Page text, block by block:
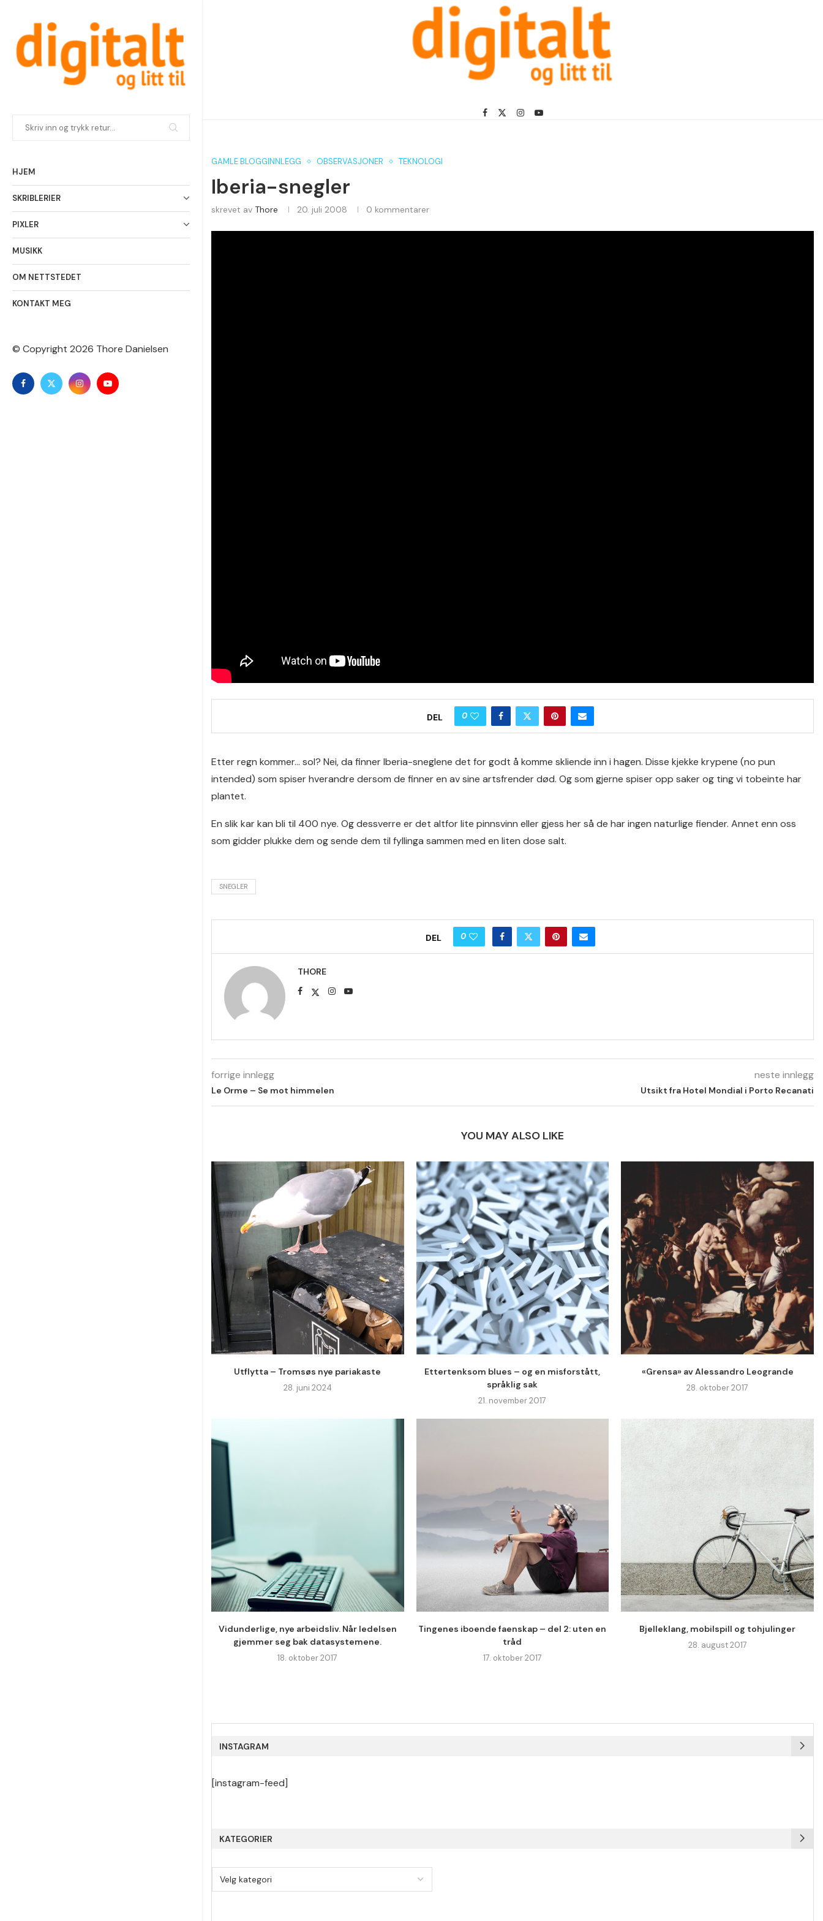
HJEM
SKRIBLERIER
PIXLER
MUSIKK
OM NETTSTEDET
KONTAKT MEG
© Copyright 2026 Thore Danielsen
GAMLE BLOGGINNLEGG OBSERVASJONER TEKNOLOGI
Iberia-snegler
skrevet av Thore 20. juli 2008 0 kommentarer
DEL 0
Etter regn kommer… sol? Nei, da finner Iberia-sneglene det for godt å komme skliende inn i hagen. Disse kjekke krypene (no pun
intended) som spiser hverandre dersom de finner en av sine artsfrender død. Og som gjerne spiser opp saker og ting vi tobeinte har
plantet.
En slik kar kan bli til 400 nye. Og dessverre er det altfor lite pinnsvinn eller gjess her så de har ingen naturlige fiender. Annet enn oss
som gidder plukke dem og sende dem til fyllinga sammen med en liten dose salt.
SNEGLER
DEL 0
THORE
forrige innlegg
Le Orme – Se mot himmelen
neste innlegg
Utsikt fra Hotel Mondial i Porto Recanati
YOU MAY ALSO LIKE
Utflytta – Tromsøs nye pariakaste
28. juni 2024
Ettertenksom blues – og en misforstått,
språklig sak
21. november 2017
«Grensa» av Alessandro Leogrande
28. oktober 2017
Vidunderlige, nye arbeidsliv. Når ledelsen
gjemmer seg bak datasystemene.
18. oktober 2017
Tingenes iboende faenskap – del 2: uten en
tråd
17. oktober 2017
Bjelleklang, mobilspill og tohjulinger
28. august 2017
INSTAGRAM
[instagram-feed]
KATEGORIER